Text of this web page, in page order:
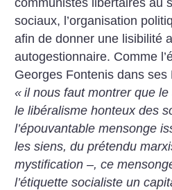
sociaux, l’organisation
afin de donner une lisibilité
autogestionnaire. Comme
Georges Fontenis dans ses
« il nous faut montrer que le
le libéralisme honteux des
l’épouvantable mensonge
les siens, du prétendu
mystification –, ce
l’étiquette socialiste un